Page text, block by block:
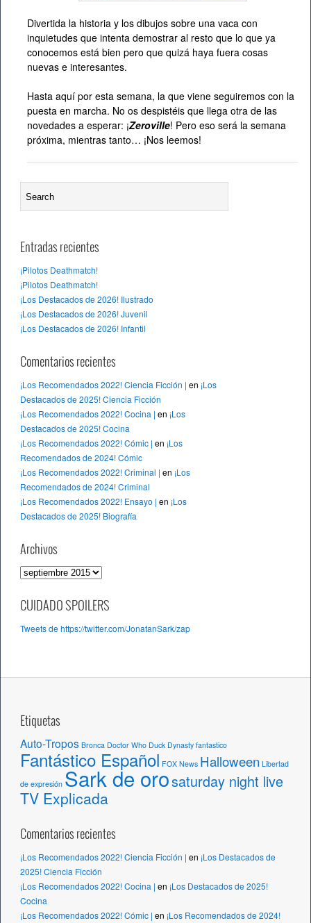
Divertida la historia y los dibujos sobre una vaca con
inquietudes que intenta demostrar al resto que lo que ya
conocemos está bien pero que quizá haya fuera cosas
nuevas e interesantes.
Hasta aquí por esta semana, la que viene seguiremos con la
puesta en marcha. No os despistéis que llega otra de las
novedades a esperar: ¡Zeroville! Pero eso será la semana
próxima, mientras tanto… ¡Nos leemos!
Entradas recientes
¡Pilotos Deathmatch!
¡Pilotos Deathmatch!
¡Los Destacados de 2026! Ilustrado
¡Los Destacados de 2026! Juvenil
¡Los Destacados de 2026! Infantil
Comentarios recientes
¡Los Recomendados 2022! Ciencia Ficción | en ¡Los
Destacados de 2025! Ciencia Ficción
¡Los Recomendados 2022! Cocina | en ¡Los
Destacados de 2025! Cocina
¡Los Recomendados 2022! Cómic | en ¡Los
Recomendados de 2024! Cómic
¡Los Recomendados 2022! Criminal | en ¡Los
Recomendados de 2024! Criminal
¡Los Recomendados 2022! Ensayo | en ¡Los
Destacados de 2025! Biografía
Archivos
A
c
i
CUIDADO SPOILERS
Tweets de https://twitter.com/JonatanSark/zap
Etiquetas
Auto-Tropos Bronca Doctor Who Duck Dynasty fantastico
Fantástico Español FOX News Halloween Libertad
de expresión Sark de orosaturday night live
TV Explicada
Comentarios recientes
¡Los Recomendados 2022! Ciencia Ficción | en ¡Los Destacados de
2025! Ciencia Ficción
¡Los Recomendados 2022! Cocina | en ¡Los Destacados de 2025!
Cocina
¡Los Recomendados 2022! Cómic | en ¡Los Recomendados de 2024!